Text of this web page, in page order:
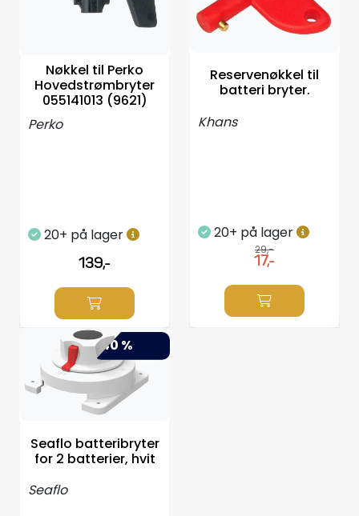
Nøkkel til Perko
Hovedstrømbryter
055141013 (9621)
Perko
20+ på lager
139,-
Reservenøkkel til
batteri bryter.
Khans
20+ på lager
29,-
17,-
-40 %
Seaflo batteribryter
for 2 batterier, hvit
Seaflo